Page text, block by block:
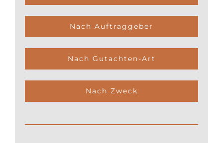
Nach Auftraggeber
Nach Gutachten-Art
Nach Zweck